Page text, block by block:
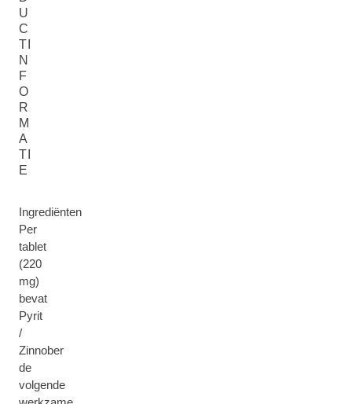
U
C
TI
N
F
O
R
M
A
TI
E
Ingrediënten
Per
tablet
(220
mg)
bevat
Pyrit
/
Zinnober
de
volgende